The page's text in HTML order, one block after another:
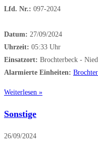
Lfd. Nr.: 097-2024
Datum: 27/09/2024
Uhrzeit: 05:33 Uhr
Einsatzort: Brochterbeck -
Alarmierte Einheiten:
Weiterlesen »
Sonstige
26/09/2024